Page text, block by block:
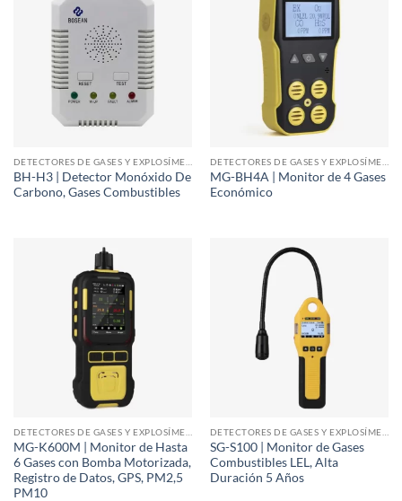
DETECTORES DE GASES Y EXPLOSÍMETROS
BH-H3 | Detector Monóxido De
Carbono, Gases Combustibles
DETECTORES DE GASES Y EXPLOSÍMETROS
MG-BH4A | Monitor de 4 Gases
Económico
MG-K600M | Monitor de Hasta
6 Gases con Bomba Motorizada,
Registro de Datos, GPS, PM2,5
PM10
SG-S100 | Monitor de Gases
Combustibles LEL, Alta
Duración 5 Años